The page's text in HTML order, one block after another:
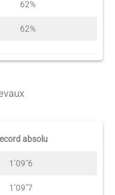
62%
62%
absolu
1’09″6
1’09″7